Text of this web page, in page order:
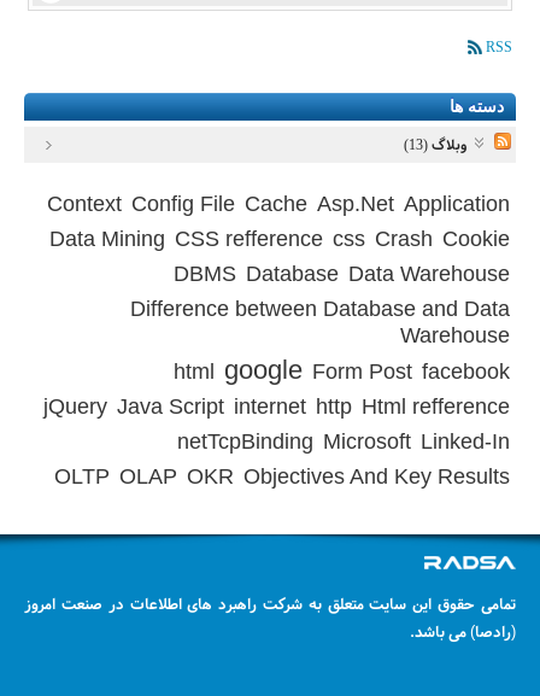
RSS
دسته ها
وبلاگ (13)
Application
Asp.Net
Cache
Config File
Context
Cookie
Crash
css
CSS refference
Data Mining
Data Warehouse
Database
DBMS
Difference between Database and Data
Warehouse
facebook
Form Post
google
html
Html refference
http
internet
Java Script
jQuery
Linked-In
Microsoft
netTcpBinding
Objectives And Key Results
OKR
OLAP
OLTP
تمامی حقوق این سایت متعلق به شرکت راهبرد های اطلاعات در صنعت امروز
(رادصا) می باشد.